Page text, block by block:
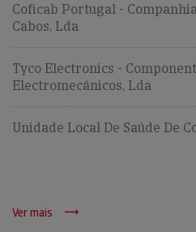
Coficab Portugal -
Cabos, Lda
Tyco Electronics -
Electromecânicos, Lda
Unidade Local De Saúde De
Ver mais